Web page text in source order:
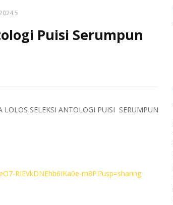
Puisi Serumpun
SELEKSI ANTOLOGI PUISI SERUMPUN
RIEVkDNEhb6IKa0e-m8PI?usp=sharing